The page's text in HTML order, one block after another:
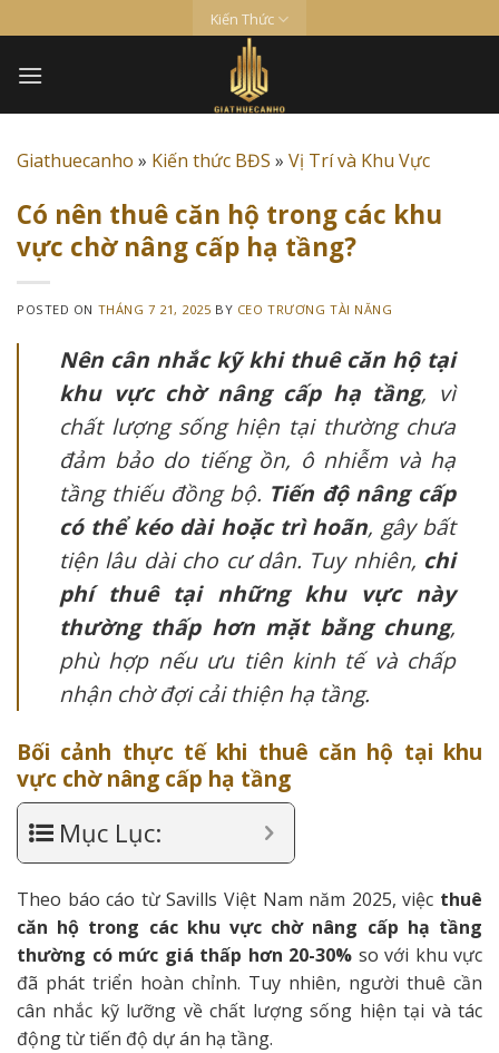
to
content
Kiến Thức
Giathuecanho » Kiến thức BĐS » Vị Trí và Khu Vực
Có nên thuê căn hộ trong các khu
vực chờ nâng cấp hạ tầng?
POSTED ON THÁNG 7 21, 2025 BY CEO TRƯƠNG TÀI NĂNG
Nên cân nhắc kỹ khi thuê căn hộ tại
khu vực chờ nâng cấp hạ tầng, vì
chất lượng sống hiện tại thường chưa
đảm bảo do tiếng ồn, ô nhiễm và hạ
tầng thiếu đồng bộ. Tiến độ nâng cấp
có thể kéo dài hoặc trì hoãn, gây bất
tiện lâu dài cho cư dân. Tuy nhiên, chi
phí thuê tại những khu vực này
thường thấp hơn mặt bằng chung,
phù hợp nếu ưu tiên kinh tế và chấp
nhận chờ đợi cải thiện hạ tầng.
Bối cảnh thực tế khi thuê căn hộ tại khu
vực chờ nâng cấp hạ tầng
Mục Lục:
Theo báo cáo từ Savills Việt Nam năm 2025, việc thuê
căn hộ trong các khu vực chờ nâng cấp hạ tầng
thường có mức giá thấp hơn 20-30% so với khu vực
đã phát triển hoàn chỉnh. Tuy nhiên, người thuê cần
cân nhắc kỹ lưỡng về chất lượng sống hiện tại và tác
động từ tiến độ dự án hạ tầng.